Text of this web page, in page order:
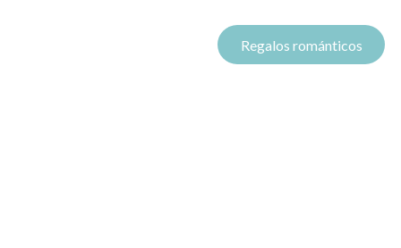
Regalos románticos